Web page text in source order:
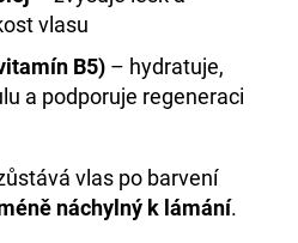
vlasu
B5) – hydratuje,
a podporuje regeneraci
vlas po barvení
náchylný k lámání.